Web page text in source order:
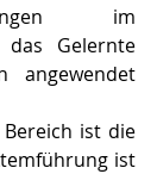
im
das Gelernte
angewendet
ist die
ist